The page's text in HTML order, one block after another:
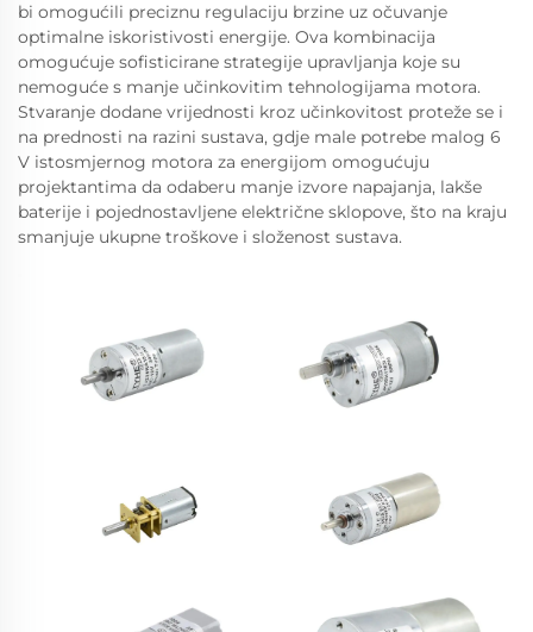
bi omogućili preciznu regulaciju brzine uz očuvanje
optimalne iskoristivosti energije. Ova kombinacija
omogućuje sofisticirane strategije upravljanja koje su
nemoguće s manje učinkovitim tehnologijama motora.
Stvaranje dodane vrijednosti kroz učinkovitost proteže se i
na prednosti na razini sustava, gdje male potrebe malog 6
V istosmjernog motora za energijom omogućuju
projektantima da odaberu manje izvore napajanja, lakše
baterije i pojednostavljene električne sklopove, što na kraju
smanjuje ukupne troškove i složenost sustava.